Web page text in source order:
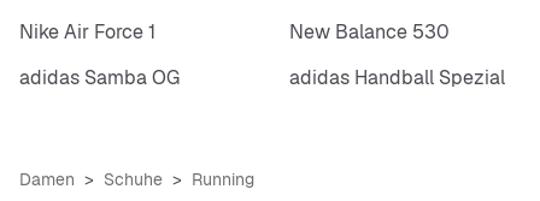
Nike Air Force 1
New Balance 530
adidas Samba OG
adidas Handball Spezial
Damen Schuhe Running